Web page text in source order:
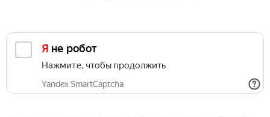
Я не робот
Нажмите, чтобы продолжить
Yandex SmartCaptcha